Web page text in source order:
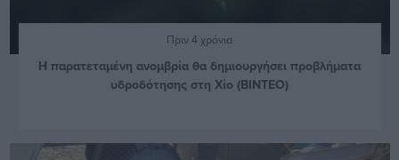
Πριν 4 χρόνια
Η παρατεταμένη ανομβρία θα δημιουργήσει προβλήματα
υδροδότησης στη Χίο (ΒΙΝΤΕΟ)